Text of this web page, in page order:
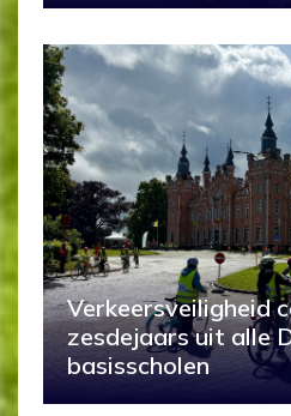
Verkeersveiligheid
zesdejaars uit alle
basisscholen